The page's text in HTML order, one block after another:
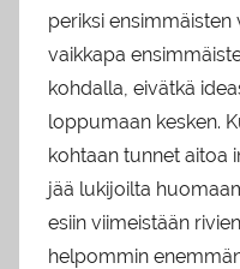
periksi
vaikkapa
kohdalla, eivätkä
loppumaan kesken.
kohtaan tunnet aitoa
jää lukijoilta
esiin viimeistään
helpommin